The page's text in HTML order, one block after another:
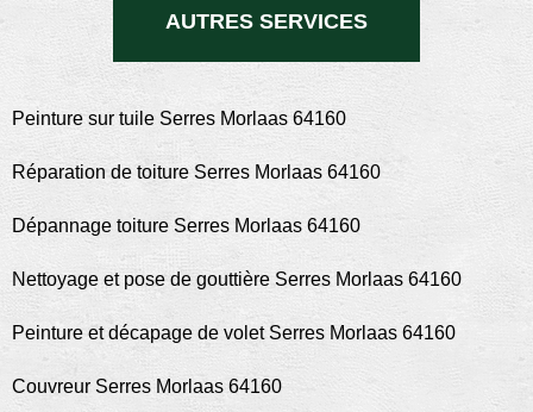
AUTRES SERVICES
Peinture sur tuile Serres Morlaas 64160
Réparation de toiture Serres Morlaas 64160
Dépannage toiture Serres Morlaas 64160
Nettoyage et pose de gouttière Serres Morlaas 64160
Peinture et décapage de volet Serres Morlaas 64160
Couvreur Serres Morlaas 64160